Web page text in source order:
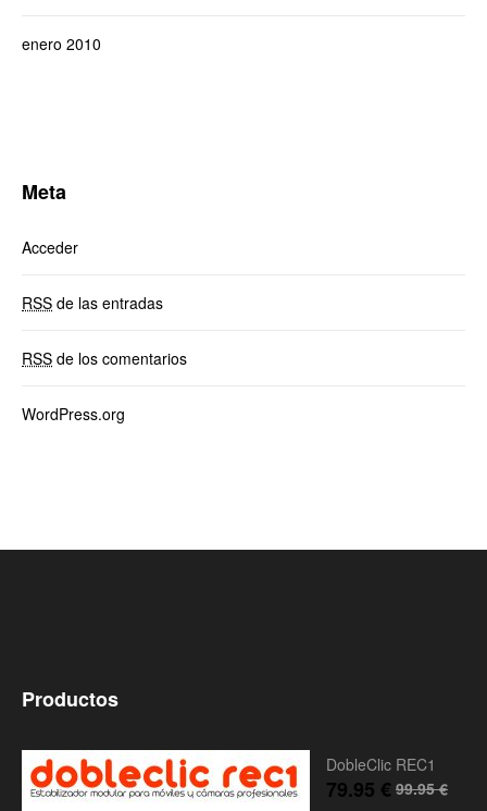
enero 2010
Meta
Acceder
RSS de las entradas
RSS de los comentarios
WordPress.org
Productos
DobleClic REC1
99.95€
79.95 €